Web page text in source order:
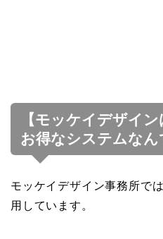
【モッケイデザイ
お得なシステムなん
モッケイデザイン事務所で
用しています。